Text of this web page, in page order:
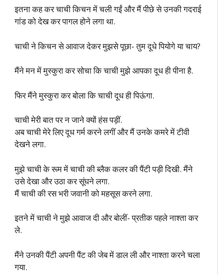
इतना कह कर चाची किचन में चली गईं और मैं पीछे से उनकी गदराई
गांड को देख कर पागल होने लगा था.
चाची ने किचन से आवाज देकर मुझसे पूछा- तुम दूधे पियोगे या चाय?
मैंने मन में मुस्कुरा कर सोचा कि चाची मुझे आपका दूध ही पीना है.
फिर मैंने मुस्कुरा कर बोला कि चाची दूध ही पिऊंगा.
चाची मेरी बात पर न जाने क्यों हंस पड़ीं.
अब चाची मेरे लिए दूध गर्म करने लगीं और मैं उनके कमरे में टीवी
देखने लगा.
मुझे चाची के रूम में चाची की ब्लैक कलर की पैंटी पड़ी दिखी. मैंने
उसे देखा और उठा कर सूंघने लगा.
मैं चाची की रस भरी जवानी को महसूस करने लगा.
इतने में चाची ने मुझे आवाज दी और बोलीं- प्रतीक पहले नाश्ता कर
ले.
मैंने उनकी पैंटी अपनी पैंट की जेब में डाल ली और नाश्ता करने चला
गया.